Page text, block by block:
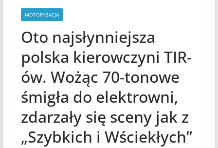
MOTORYZACJA
Oto najsłynniejsza
polska kierowczyni TIR-
ów. Wożąc 70-tonowe
śmigła do elektrowni,
zdarzały się sceny jak z
„Szybkich i Wściekłych”